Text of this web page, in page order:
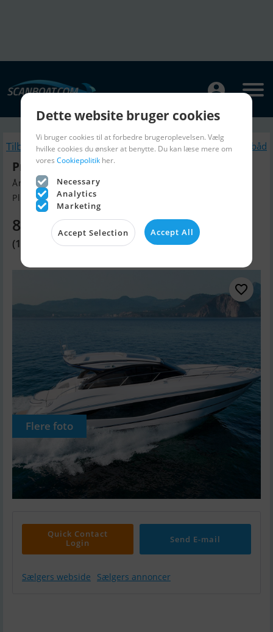
Tilbage Lignende Motorbåd
Princess V50 Open
Årgang 2026, Motorbåd til salg
Plymouth, England
8.675.680 DKK
(1.000.000 GBP)
Flere foto
Quick Contact
Login
Send E-mail
Sælgers webside Sælgers annoncer
Dette website bruger cookies
Vi bruger cookies til at forbedre brugeroplevelsen. Vælg
hvilke cookies du ønsker at benytte. Du kan læse mere om
vores Cookiepolitik her.
Necessary
Analytics
Marketing
Accept Selection Accept All